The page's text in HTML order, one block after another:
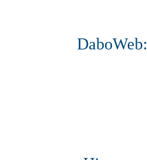
DaboWeb: